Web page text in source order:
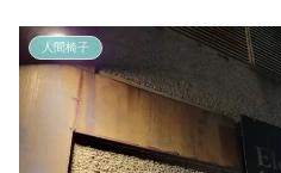
人間椅子